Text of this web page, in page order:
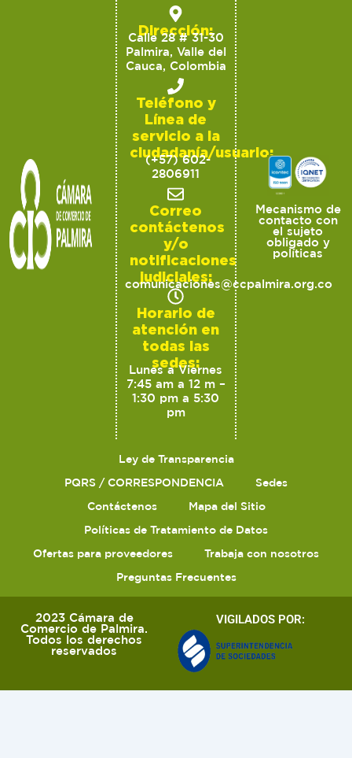
Dirección:
Calle 28 # 31-30
Palmira, Valle del
Cauca, Colombia
Teléfono y
Línea de
servicio a la
ciudadanía/usuario:
(+57) 602-
2806911
Correo
contáctenos
y/o
notificaciones
judiciales:
comunicaciones@ccpalmira.org.co
Horario de
atención en
todas las
sedes:
Lunes a Viernes
7:45 am a 12 m –
1:30 pm a 5:30
pm
Mecanismo de
contacto con
el sujeto
obligado y
políticas
Ley de Transparencia
PQRS / CORRESPONDENCIA
Sedes
Contáctenos
Mapa del Sitio
Políticas de Tratamiento de Datos
Ofertas para proveedores
Trabaja con nosotros
Preguntas Frecuentes
2023 Cámara de
Comercio de Palmira.
Todos los derechos
reservados
VIGILADOS POR: